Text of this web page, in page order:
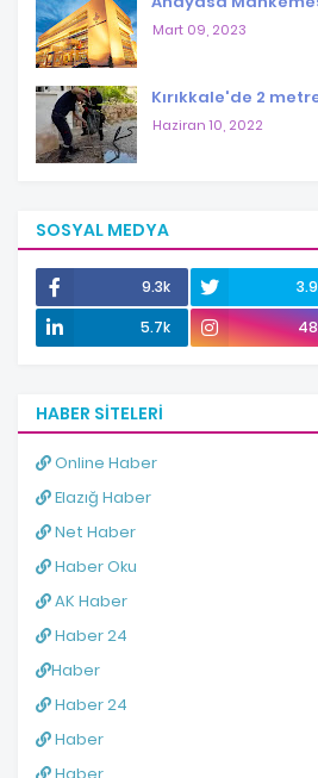
Mart 09, 2023
Kırıkkale'de 2
Haziran 10, 2022
SOSYAL MEDYA
9.3k
5.7k
HABER SITELERI
Online Haber
Elazığ Haber
Net Haber
Haber Oku
AK Haber
Haber 24
Haber
Haber 24
Haber